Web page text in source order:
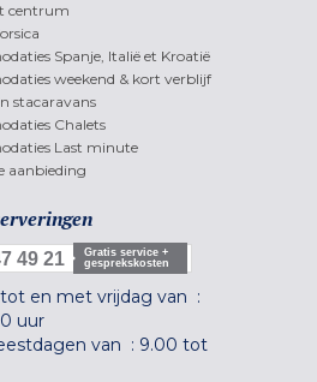
centrum
Spanje, Italië et Kroatië
weekend & kort verblijf
stacaravans
Chalets
Last minute
aanbieding
49 21
Gratis service +
gesprekskosten
en met vrijdag van :
uur
van : 9.00 tot